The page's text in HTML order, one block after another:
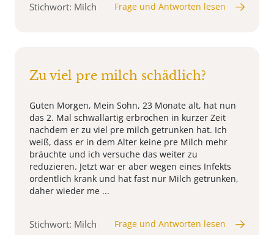
Stichwort: Milch Frage und Antworten lesen
Zu viel pre milch schädlich?
Guten Morgen, Mein Sohn, 23 Monate alt, hat nun
das 2. Mal schwallartig erbrochen in kurzer Zeit
nachdem er zu viel pre milch getrunken hat. Ich
weiß, dass er in dem Alter keine pre Milch mehr
bräuchte und ich versuche das weiter zu
reduzieren. Jetzt war er aber wegen eines Infekts
ordentlich krank und hat fast nur Milch getrunken,
daher wieder me ...
Stichwort: Milch Frage und Antworten lesen